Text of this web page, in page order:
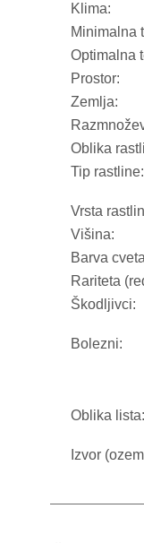
Klima:
Minimalna
Optimalna
Prostor:
Zemlja:
Oblika
Tip rastline:
Vrsta
Višina:
Barva
Rariteta
Škodljivci:
Bolezni:
Oblika lista:
Izvor